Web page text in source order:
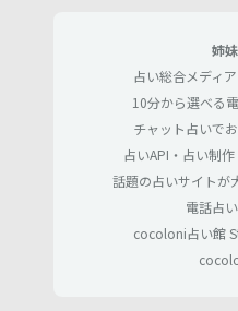
姉
占い総合メディ
10分から選べる
チャット占いで
占いAPI・占い制
話題の占いサイトが
電話占
cocoloni占い館